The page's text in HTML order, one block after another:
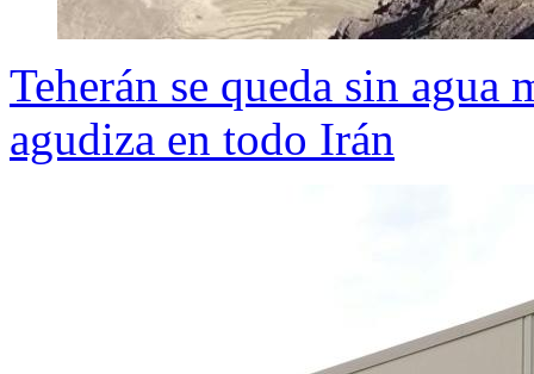
Teherán se queda sin agua
agudiza en todo Irán